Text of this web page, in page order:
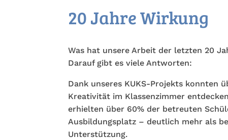
20 Jahre Wirkung
Was hat unsere Arbeit der letzten 20
Darauf gibt es viele Antworten:
Dank unseres KUKS-Projekts konnten
Kreativität im Klassenzimmer
erhielten über 60% der betreuten
Ausbildungsplatz – deutlich mehr als
Unterstützung.